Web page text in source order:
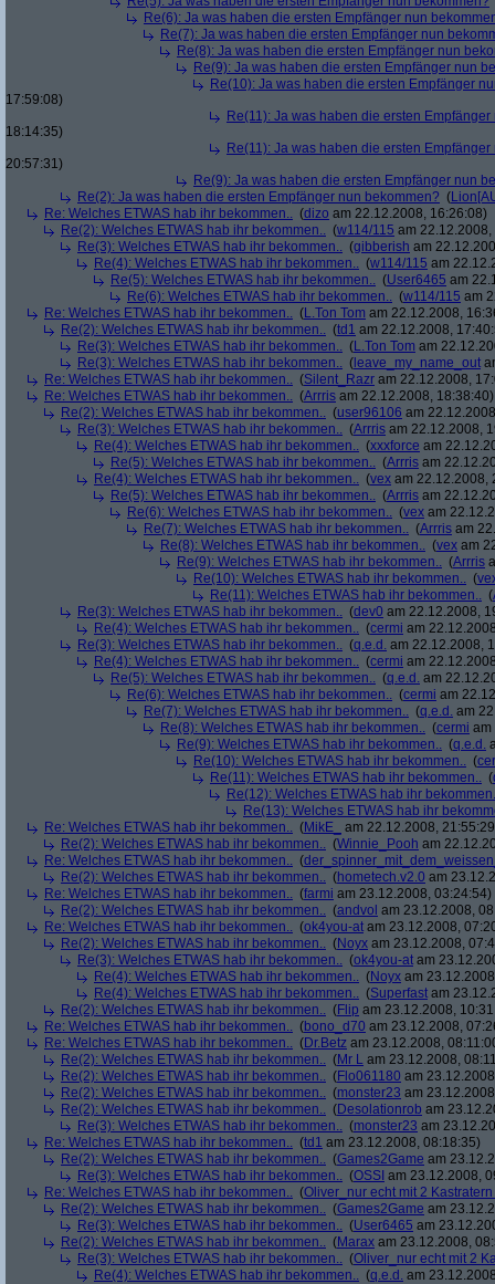
Re(6): Ja was haben die ersten Empfänger nun
Re(7): Ja was haben die ersten Empfänger nun
Re(8): Ja was haben die ersten Empfänger nun
Re(9): Ja was haben die ersten Empfänger nun
Re(10): Ja was haben die ersten Empfänger
17:59:08)
Re(11): Ja was haben die ersten
18:14:35)
Re(11): Ja was haben die ersten
20:57:31)
Re(9): Ja was haben die ersten Empfänger nun
Re(2): Ja was haben die ersten Empfänger nun bekommen? (
Re: Welches ETWAS hab ihr bekommen.. (dizo am 22.12.2008, 16:26:08)
Re(2): Welches ETWAS hab ihr bekommen.. (w114/115 am
Re(3): Welches ETWAS hab ihr bekommen.. (gibberish am
Re(4): Welches ETWAS hab ihr bekommen.. (w114/115 am
Re(5): Welches ETWAS hab ihr bekommen.. (User6465 am
Re(6): Welches ETWAS hab ihr bekommen.. (w114/115 am
Re: Welches ETWAS hab ihr bekommen.. (L.Ton Tom am 22.12.2008,
Re(2): Welches ETWAS hab ihr bekommen.. (td1 am 22.12.2008,
Re(3): Welches ETWAS hab ihr bekommen.. (L.Ton Tom am
Re(3): Welches ETWAS hab ihr bekommen.. ( leave_my_name_out
Re: Welches ETWAS hab ihr bekommen.. (Silent_Razr am 22.12.2008,
Re: Welches ETWAS hab ihr bekommen.. (Arrris am 22.12.2008, 18:38:40)
Re(2): Welches ETWAS hab ihr bekommen.. (user96106 am
Re(3): Welches ETWAS hab ihr bekommen.. (Arrris am 22.12.2008,
Re(4): Welches ETWAS hab ihr bekommen.. (xxxforce am
Re(5): Welches ETWAS hab ihr bekommen.. (Arrris am
Re(4): Welches ETWAS hab ihr bekommen.. (vex am 22.12.2008,
Re(5): Welches ETWAS hab ihr bekommen.. (Arrris am
Re(6): Welches ETWAS hab ihr bekommen.. (vex am
Re(7): Welches ETWAS hab ihr bekommen.. (Arrris am
Re(8): Welches ETWAS hab ihr bekommen.. (vex am
Re(9): Welches ETWAS hab ihr bekommen.. (Arrris
Re(10): Welches ETWAS hab ihr bekommen.. (
Re(11): Welches ETWAS hab ihr bekommen.. (
Re(3): Welches ETWAS hab ihr bekommen.. (dev0 am 22.12.2008,
Re(4): Welches ETWAS hab ihr bekommen.. (cermi am
Re(3): Welches ETWAS hab ihr bekommen.. (q.e.d. am 22.12.2008,
Re(4): Welches ETWAS hab ihr bekommen.. (cermi am
Re(5): Welches ETWAS hab ihr bekommen.. (q.e.d. am
Re(6): Welches ETWAS hab ihr bekommen.. (cermi am
Re(7): Welches ETWAS hab ihr bekommen.. (q.e.d. am
Re(8): Welches ETWAS hab ihr bekommen.. (cermi am
Re(9): Welches ETWAS hab ihr bekommen.. (q.e.d.
Re(10): Welches ETWAS hab ihr bekommen.. (
Re(11): Welches ETWAS hab ihr bekommen.. (
Re(12): Welches ETWAS hab ihr
Re(13): Welches ETWAS hab ihr
Re: Welches ETWAS hab ihr bekommen.. (MikE_
am 22.12.2008,
Re(2): Welches ETWAS hab ihr bekommen.. (Winnie_Pooh am
Re: Welches ETWAS hab ihr bekommen.. (
Re(2): Welches ETWAS hab ihr bekommen.. (hometech.v2.0 am
Re: Welches ETWAS hab ihr bekommen.. (farmi am 23.12.2008, 03:24:54)
Re(2): Welches ETWAS hab ihr bekommen.. (andvol am 23.12.2008,
Re: Welches ETWAS hab ihr bekommen.. (ok4you-at am 23.12.2008,
Re(2): Welches ETWAS hab ihr bekommen.. (Noyx am 23.12.2008,
Re(3): Welches ETWAS hab ihr bekommen.. (ok4you-at am
Re(4): Welches ETWAS hab ihr bekommen.. (Noyx am
Re(4): Welches ETWAS hab ihr bekommen.. (Superfast am
Re(2): Welches ETWAS hab ihr bekommen.. (Flip am 23.12.2008,
Re: Welches ETWAS hab ihr bekommen.. (bono_d70 am 23.12.2008,
Re: Welches ETWAS hab ihr bekommen.. (Dr.Betz am 23.12.2008,
Re(2): Welches ETWAS hab ihr bekommen.. (Mr L am 23.12.2008,
Re(2): Welches ETWAS hab ihr bekommen.. (Flo061180 am
Re(2): Welches ETWAS hab ihr bekommen.. (monster23 am
Re(2): Welches ETWAS hab ihr bekommen.. (Desolationrob am
Re(3): Welches ETWAS hab ihr bekommen.. (monster23 am
Re: Welches ETWAS hab ihr bekommen.. (td1 am 23.12.2008, 08:18:35)
Re(2): Welches ETWAS hab ihr bekommen.. (Games2Game am
Re(3): Welches ETWAS hab ihr bekommen.. (OSSI am 23.12.2008,
Re: Welches ETWAS hab ihr bekommen.. (Oliver_nur echt mit 2
Re(2): Welches ETWAS hab ihr bekommen.. (Games2Game am
Re(3): Welches ETWAS hab ihr bekommen.. (User6465 am
Re(2): Welches ETWAS hab ihr bekommen.. (Marax am 23.12.2008,
Re(3): Welches ETWAS hab ihr bekommen.. (Oliver_nur echt mit 2
Re(4): Welches ETWAS hab ihr bekommen.. (q.e.d. am